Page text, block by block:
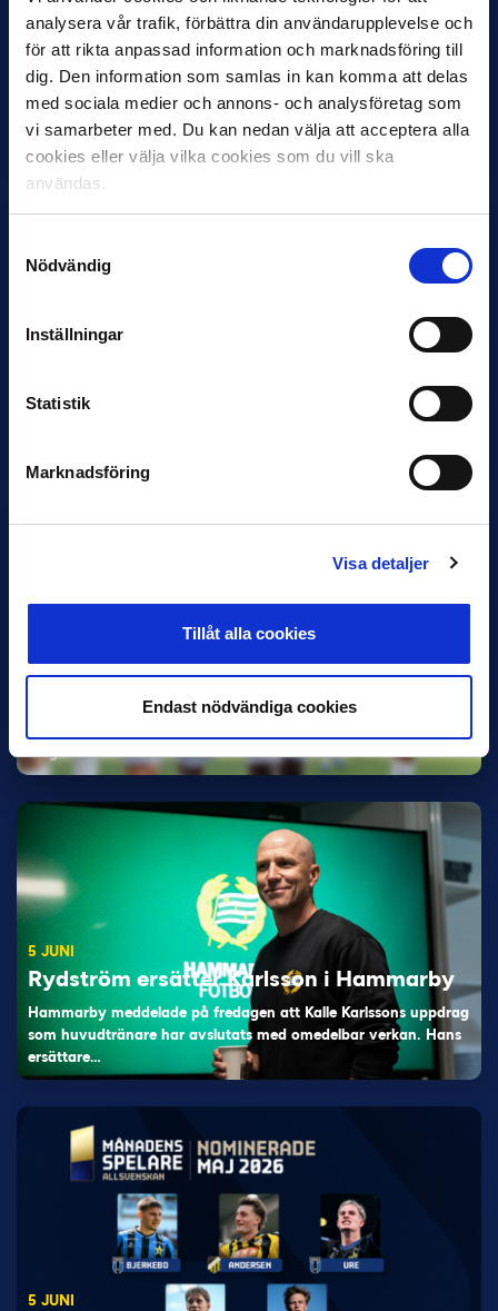
analysera vår trafik, förbättra din användarupplevelse och
för att rikta anpassad information och marknadsföring till
dig. Den information som samlas in kan komma att delas
med sociala medier och annons- och analysföretag som
vi samarbeter med. Du kan nedan välja att acceptera alla
cookies eller välja vilka cookies som du vill ska
användas.
Nödvändig
Inställningar
Statistik
Marknadsföring
Visa detaljer
Tillåt alla cookies
Endast nödvändiga cookies
12 JUNI
Favorit i repris för Sirius i maj
VM-spelare med förflutet i Allsvenskan
Bosnien & Hercegovina Armin Gigovic — Helsingborgs IF
11 JUNI
otroligt mål”
Magnusson fick flest…
5 JUNI
Rydström ersätter Karlsson i Hammarby
Hammarby meddelade på fredagen att Kalle Karlssons uppdrag
som huvudtränare har avslutats med omedelbar verkan. Hans
ersättare…
5 JUNI